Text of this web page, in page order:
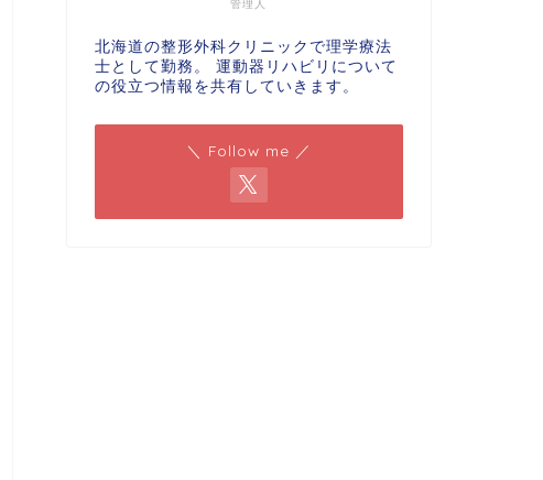
管理人
北海道の整形外科クリニックで理学療法
士として勤務。 運動器リハビリについて
の役立つ情報を共有していきます。
＼ Follow me ／